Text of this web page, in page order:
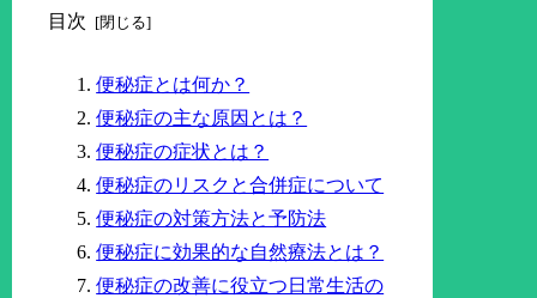
目次
便秘症とは何か？
便秘症の主な原因とは？
便秘症の症状とは？
便秘症のリスクと合併症について
便秘症の対策方法と予防法
便秘症に効果的な自然療法とは？
便秘症の改善に役立つ日常生活の